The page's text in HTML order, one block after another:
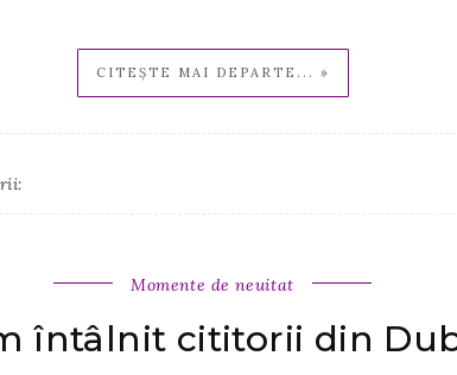
CITEȘTE MAI DEPARTE... »
Momente de neuitat
întâlnit cititorii din